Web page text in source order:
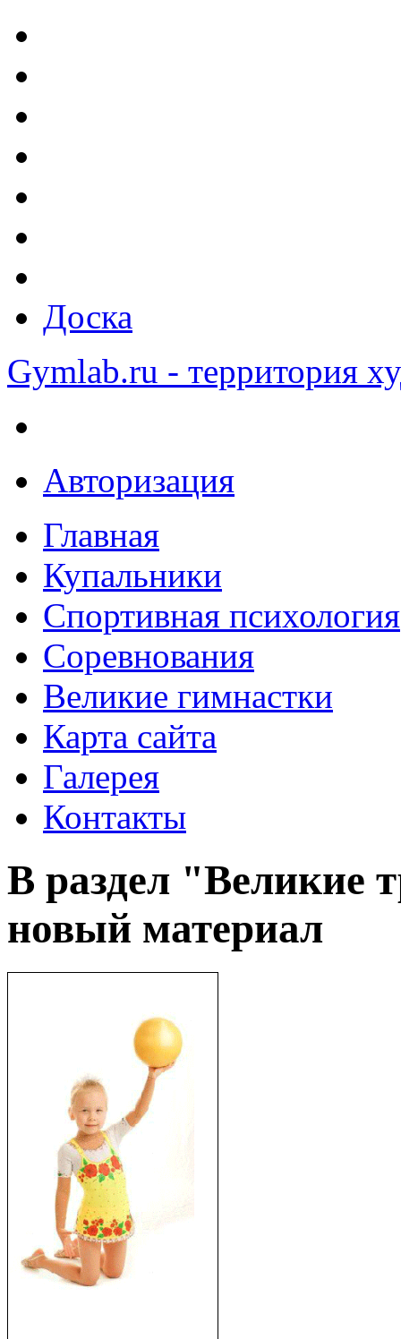
Доска
Gymlab.ru - территория
Авторизация
Главная
Купальники
Спортивная психология
Соревнования
Великие гимнастки
Карта сайта
Галерея
Контакты
В раздел "Великие
новый материал